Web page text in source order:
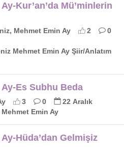
Kur’an’da Mü’minlerin
Mehmet Emin Ay 2
0
Mehmet Emin Ay Şiir/Anlatım
Es Subhu Beda
3 0
22 Aralık
Emin Ay
Hüda’dan Gelmişiz